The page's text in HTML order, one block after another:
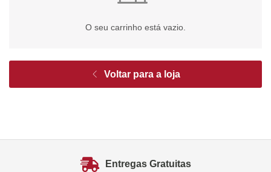
O seu carrinho está vazio.
Voltar para a loja
Entregas Gratuitas